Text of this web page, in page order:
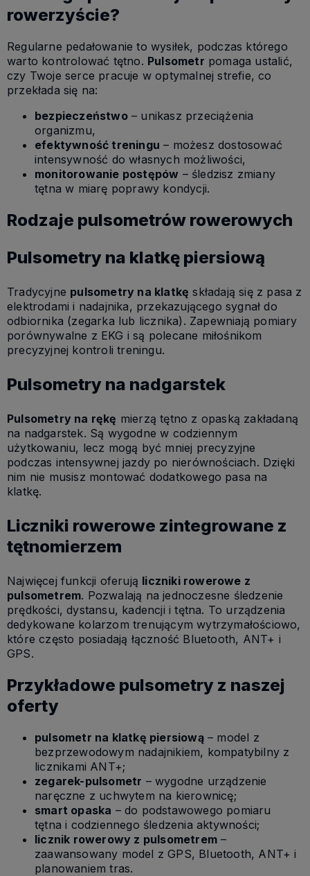
rowerzyście?
Regularne pedałowanie to wysiłek, podczas którego
warto kontrolować tętno. Pulsometr pomaga ustalić,
czy Twoje serce pracuje w optymalnej strefie, co
przekłada się na:
bezpieczeństwo– unikasz przeciążenia
organizmu,
efektywność treningu – możesz dostosować
intensywność do własnych możliwości,
monitorowanie postępów – śledzisz zmiany
tętna w miarę poprawy kondycji.
Rodzaje pulsometrów rowerowych
Pulsometry na klatkę piersiową
Tradycyjne pulsometry na klatkę składają się z pasa z
elektrodami i nadajnika, przekazującego sygnał do
odbiornika (zegarka lub licznika). Zapewniają pomiary
porównywalne z EKG i są polecane miłośnikom
precyzyjnej kontroli treningu.
Pulsometry na nadgarstek
Pulsometry na rękę mierzą tętno z opaską zakładaną
na nadgarstek. Są wygodne w codziennym
użytkowaniu, lecz mogą być mniej precyzyjne
podczas intensywnej jazdy po nierównościach. Dzięki
nim nie musisz montować dodatkowego pasa na
klatkę.
Liczniki rowerowe zintegrowane z
tętnomierzem
Najwięcej funkcji oferują liczniki rowerowe z
pulsometrem. Pozwalają na jednoczesne śledzenie
prędkości, dystansu, kadencji i tętna. To urządzenia
dedykowane kolarzom trenującym wytrzymałościowo,
które często posiadają łączność Bluetooth, ANT+ i
GPS.
Przykładowe pulsometry z naszej
oferty
pulsometr na klatkę piersiową– model z
bezprzewodowym nadajnikiem, kompatybilny z
licznikami ANT+;
zegarek-pulsometr – wygodne urządzenie
naręczne z uchwytem na kierownicę;
smart opaska – do podstawowego pomiaru
tętna i codziennego śledzenia aktywności;
licznik rowerowy z pulsometrem –
zaawansowany model z GPS, Bluetooth, ANT+ i
planowaniem tras.